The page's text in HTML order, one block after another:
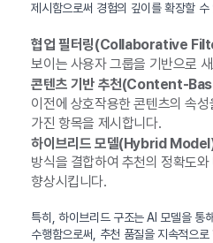
제시함으로써 경험의 깊이를 확장할 수
협업 필터링(Collaborative
보이는 사용자 그룹을 기반으로
콘텐츠 기반 추천(Content-
이전에 상호작용한 콘텐츠의 속
가진 항목을 제시합니다.
하이브리드 모델(Hybrid
방식을 결합하여 추천의 정확도와
향상시킵니다.
특히, 하이브리드 구조는 AI 모델을 통
수행함으로써, 추천 품질을 지속적으